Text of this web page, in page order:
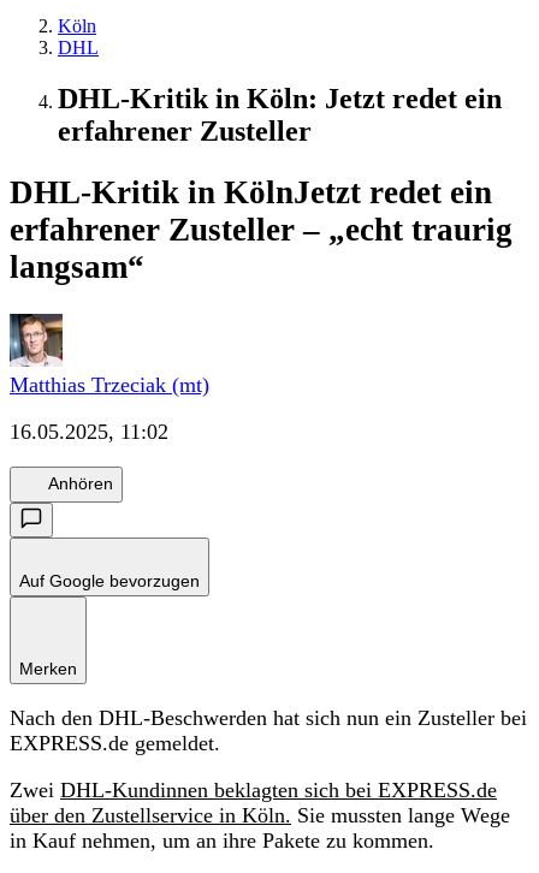
Köln
DHL
DHL-Kritik in Köln: Jetzt redet ein
erfahrener Zusteller
DHL-Kritik in KölnJetzt redet ein
erfahrener Zusteller – „echt traurig
langsam“
Matthias Trzeciak (mt)
16.05.2025, 11:02
Anhören
Auf Google bevorzugen
Merken
Nach den DHL-Beschwerden hat sich nun ein Zusteller bei
EXPRESS.de gemeldet.
Zwei DHL-Kundinnen beklagten sich bei EXPRESS.de
über den Zustellservice in Köln. Sie mussten lange Wege
in Kauf nehmen, um an ihre Pakete zu kommen.